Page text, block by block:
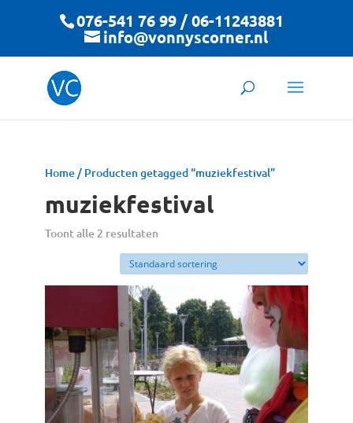
076-541 76 99 / 06-11243881
info@vonnyscorner.nl
Home/ Producten getagged “muziekfestival”
muziekfestival
Toont alle 2 resultaten